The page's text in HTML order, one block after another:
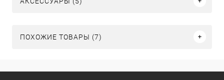
ПОХОЖИЕ ТОВАРЫ (7)